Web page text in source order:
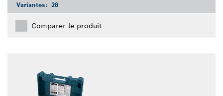
Variantes: 28
Comparer le produit